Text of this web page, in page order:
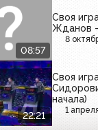
08:57
Своя
Жданов -
8
22:21
Своя
начала)
1